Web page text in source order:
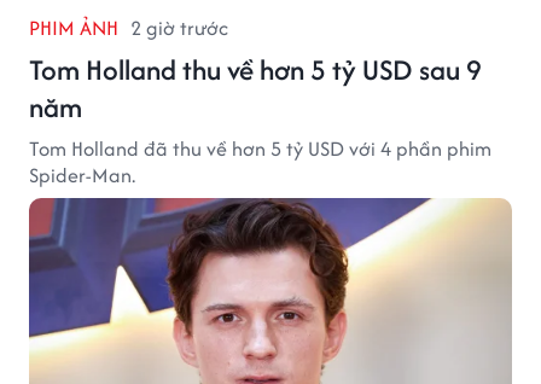
PHIM ẢNH 2 giờ trước
Tom Holland thu về hơn 5 tỷ USD sau 9
năm
Tom Holland đã thu về hơn 5 tỷ USD với 4 phần phim
Spider-Man.